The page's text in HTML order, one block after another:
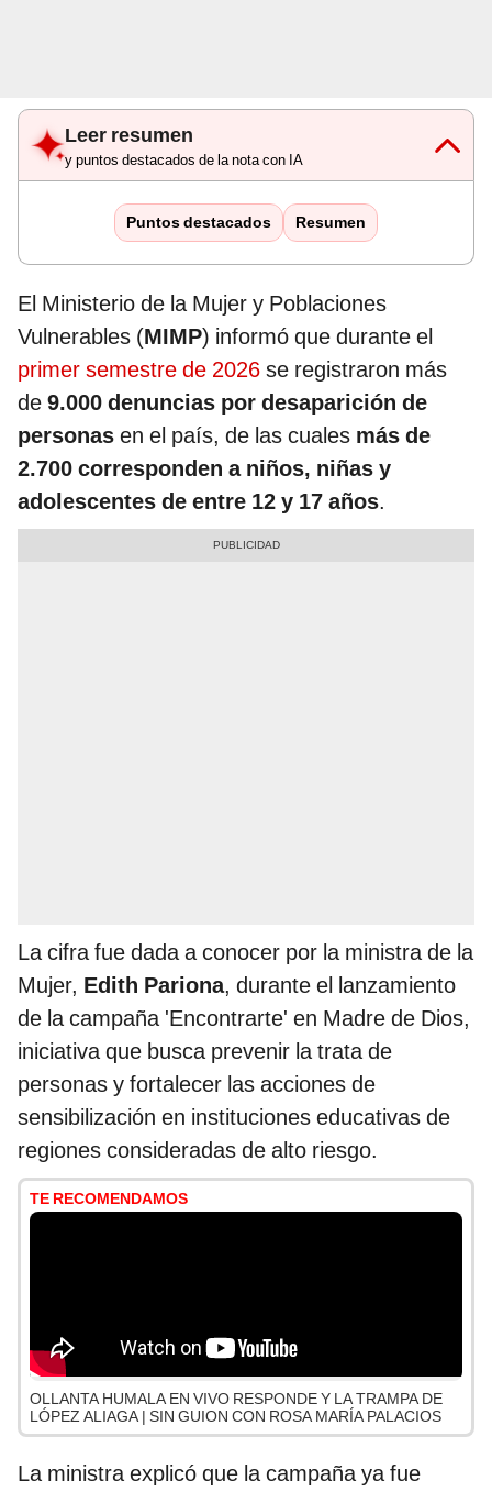
Leer resumen
y puntos destacados de la nota con IA
Puntos destacados Resumen
El Ministerio de la Mujer y Poblaciones
Vulnerables (MIMP) informó que durante el
primer semestre de 2026 se registraron más
de 9.000 denuncias por desaparición de
personas en el país, de las cuales más de
2.700 corresponden a niños, niñas y
adolescentes de entre 12 y 17 años.
La cifra fue dada a conocer por la ministra de la
Mujer, Edith Pariona, durante el lanzamiento
de la campaña 'Encontrarte' en Madre de Dios,
iniciativa que busca prevenir la trata de
personas y fortalecer las acciones de
sensibilización en instituciones educativas de
regiones consideradas de alto riesgo.
TE RECOMENDAMOS
OLLANTA HUMALA EN VIVO RESPONDE Y LA TRAMPA DE
LÓPEZ ALIAGA | SIN GUION CON ROSA MARÍA PALACIOS
La ministra explicó que la campaña ya fue